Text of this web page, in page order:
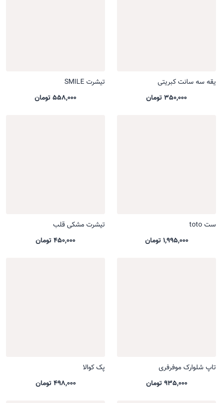
یقه سه سانت کبریتی
350,000 تومان
تیشرت SMILE
558,000 تومان
ست toto
1,995,000 تومان
تیشرت مشکی قلب
450,000 تومان
تاپ شلوارک موفرفری
935,000 تومان
پک کوالا
498,000 تومان